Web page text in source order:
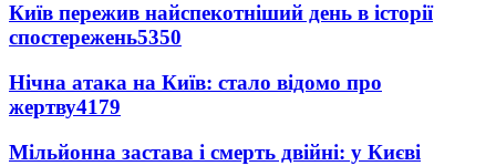
Київ пережив найспекотніший день в історії
спостережень5350
Нічна атака на Київ: стало відомо про
жертву4179
Мільйонна застава і смерть двійні: у Києві